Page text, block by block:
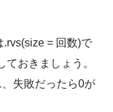
= 回数)で
おきましょう。
失敗だったら0が